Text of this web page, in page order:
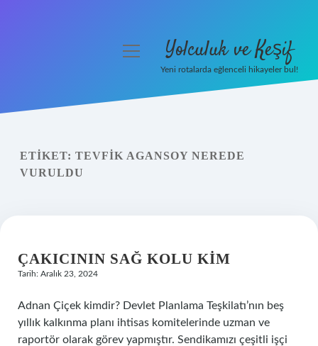
Yasal Uyarı
menüyü Yolculuk ve Keşif
Yeni rotalarda eğlenceli hikayeler bul!
ETIKET: TEVFIK AGANSOY NEREDE
VURULDU
ÇAKICININ SAĞ KOLU KIM
Tarih: Aralık 23, 2024
Adnan Çiçek kimdir? Devlet Planlama Teşkilatı’nın beş
yıllık kalkınma planı ihtisas komitelerinde uzman ve
raportör olarak görev yapmıştır. Sendikamızı çeşitli işçi